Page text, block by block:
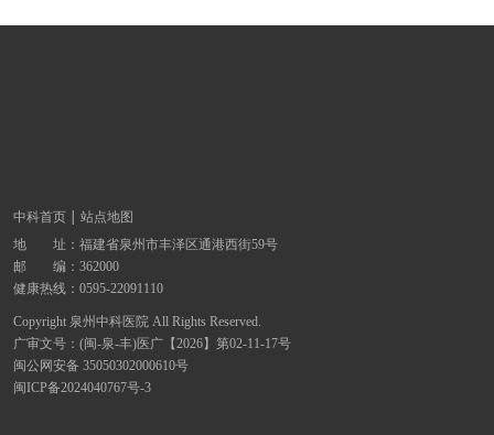
中科首页
站点地图
地 址： 福建省泉州市丰泽区通港西街59号
邮 编：362000
健康热线： 0595-22091110
Copyright 泉州中科医院 All Rights Reserved.
广审文号：(闽-泉-丰)医广【2026】第02-11-17号
闽公网安备 35050302000610号
闽ICP备2024040767号-3